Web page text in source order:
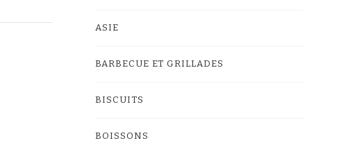
ASIE
BARBECUE ET GRILLADES
BISCUITS
BOISSONS